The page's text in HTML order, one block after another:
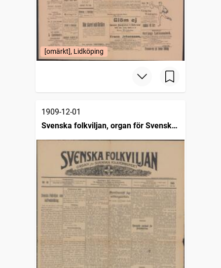
[omärkt], Lidköping
1909-12-01
Svenska folkviljan, organ för Svenska
folkförbundet